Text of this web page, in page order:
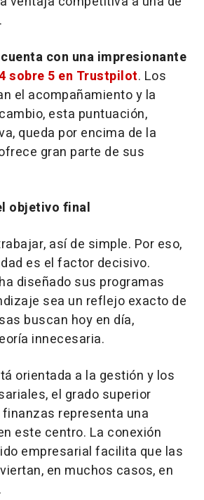
cuenta con una impresionante
sobre 5 en Trustpilot. Los
el acompañamiento y la
esta puntuación,
queda por encima de la
gran parte de sus
objetivo final
así de simple. Por eso,
es el factor decisivo.
diseñado sus programas
sea un reflejo exacto de
buscan hoy en día,
innecesaria.
orientada a la gestión y los
el grado superior
representa una
este centro. La conexión
empresarial facilita que las
en muchos casos, en